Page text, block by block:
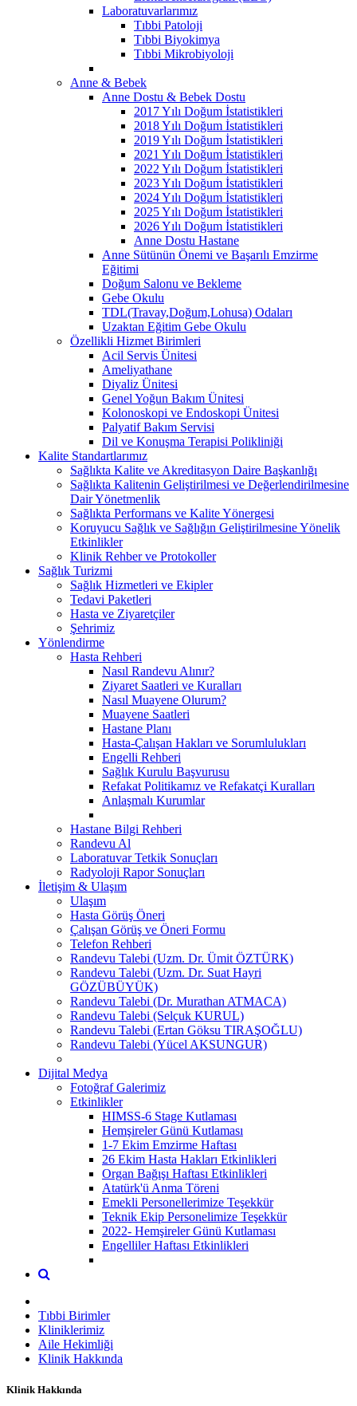
Laboratuvarlarımız
Tıbbi Patoloji
Tıbbi Biyokimya
Tıbbi Mikrobiyoloji
Anne & Bebek
Anne Dostu & Bebek Dostu
2017 Yılı Doğum İstatistikleri
2018 Yılı Doğum İstatistikleri
2019 Yılı Doğum İstatistikleri
2021 Yılı Doğum İstatistikleri
2022 Yılı Doğum İstatistikleri
2023 Yılı Doğum İstatistikleri
2024 Yılı Doğum İstatistikleri
2025 Yılı Doğum İstatistikleri
2026 Yılı Doğum İstatistikleri
Anne Dostu Hastane
Anne Sütünün Önemi ve Başarılı Emzirme
Eğitimi
Doğum Salonu ve Bekleme
Gebe Okulu
TDL(Travay,Doğum,Lohusa) Odaları
Uzaktan Eğitim Gebe Okulu
Özellikli Hizmet Birimleri
Acil Servis Ünitesi
Ameliyathane
Diyaliz Ünitesi
Genel Yoğun Bakım Ünitesi
Kolonoskopi ve Endoskopi Ünitesi
Palyatif Bakım Servisi
Dil ve Konuşma Terapisi Polikliniği
Kalite Standartlarımız
Sağlıkta Kalite ve Akreditasyon Daire Başkanlığı
Sağlıkta Kalitenin Geliştirilmesi ve Değerlendirilmesine
Dair Yönetmenlik
Sağlıkta Performans ve Kalite Yönergesi
Koruyucu Sağlık ve Sağlığın Geliştirilmesine Yönelik
Etkinlikler
Klinik Rehber ve Protokoller
Sağlık Turizmi
Sağlık Hizmetleri ve Ekipler
Tedavi Paketleri
Hasta ve Ziyaretçiler
Şehrimiz
Yönlendirme
Hasta Rehberi
Nasıl Randevu Alınır?
Ziyaret Saatleri ve Kuralları
Nasıl Muayene Olurum?
Muayene Saatleri
Hastane Planı
Hasta-Çalışan Hakları ve Sorumlulukları
Engelli Rehberi
Sağlık Kurulu Başvurusu
Refakat Politikamız ve Refakatçi Kuralları
Anlaşmalı Kurumlar
Hastane Bilgi Rehberi
Randevu Al
Laboratuvar Tetkik Sonuçları
Radyoloji Rapor Sonuçları
İletişim & Ulaşım
Ulaşım
Hasta Görüş Öneri
Çalışan Görüş ve Öneri Formu
Telefon Rehberi
Randevu Talebi (Uzm. Dr. Ümit ÖZTÜRK)
Randevu Talebi (Uzm. Dr. Suat Hayri
GÖZÜBÜYÜK)
Randevu Talebi (Dr. Murathan ATMACA)
Randevu Talebi (Selçuk KURUL)
Randevu Talebi (Ertan Göksu TIRAŞOĞLU)
Randevu Talebi (Yücel AKSUNGUR)
Dijital Medya
Fotoğraf Galerimiz
Etkinlikler
HIMSS-6 Stage Kutlaması
Hemşireler Günü Kutlaması
1-7 Ekim Emzirme Haftası
26 Ekim Hasta Hakları Etkinlikleri
Organ Bağışı Haftası Etkinlikleri
Atatürk'ü Anma Töreni
Emekli Personellerimize Teşekkür
Teknik Ekip Personelimize Teşekkür
2022- Hemşireler Günü Kutlaması
Engelliler Haftası Etkinlikleri
Tıbbi Birimler
Kliniklerimiz
Aile Hekimliği
Klinik Hakkında
Klinik Hakkında